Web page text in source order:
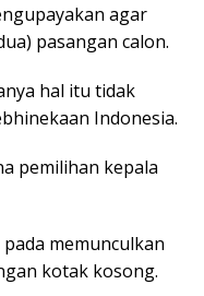
agar
pasangan calon.
hal itu tidak
Indonesia.
pemilihan kepala
memunculkan
kotak kosong.